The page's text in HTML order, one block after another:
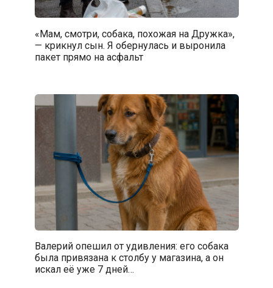
«Мам, смотри, собака, похожая на Дружка»,
— крикнул сын. Я обернулась и выронила
пакет прямо на асфальт
Валерий опешил от удивления: его собака
была привязана к столбу у магазина, а он
искал её уже 7 дней…